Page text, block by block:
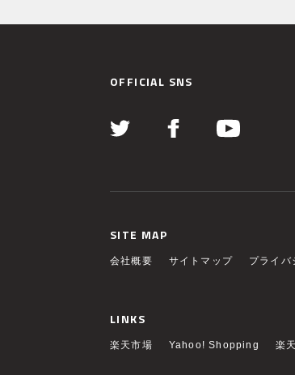
OFFICIAL SNS
SITE MAP
会社概要 サイトマップ プライバ
LINKS
楽天市場 Yahoo! Shopping 楽